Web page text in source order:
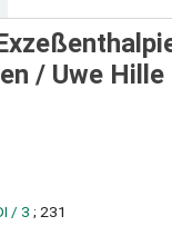
/ Uwe Hille
/ 3 ; 231